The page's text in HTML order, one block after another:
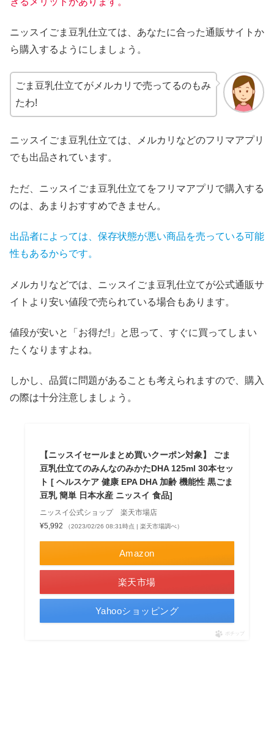
ニッスイごま豆乳仕立ては、あなたに合った通販サイトか
ら購入するようにしましょう。
ごま豆乳仕立てがメルカリで売ってるのもみ
たわ!
ニッスイごま豆乳仕立ては、メルカリなどのフリマアプリ
でも出品されています。
ただ、ニッスイごま豆乳仕立てをフリマアプリで購入する
のは、あまりおすすめできません。
出品者によっては、保存状態が悪い商品を売っている可能
性もあるからです。
メルカリなどでは、ニッスイごま豆乳仕立てが公式通販サ
イトより安い値段で売られている場合もあります。
値段が安いと「お得だ!」と思って、すぐに買ってしまい
たくなりますよね。
しかし、品質に問題があることも考えられますので、購入
の際は十分注意しましょう。
【ニッスイセールまとめ買いクーポン対象】 ごま
豆乳仕立てのみんなのみかたDHA 125ml 30本セッ
ト [ ヘルスケア 健康 EPA DHA 加齢 機能性 黒ごま
豆乳 簡単 日本水産 ニッスイ 食品]
ニッスイ公式ショップ 楽天市場店
¥5,992
（2023/02/26 08:31時点 | 楽天市場調べ）
Amazon
楽天市場
Yahooショッピング
ポチップ